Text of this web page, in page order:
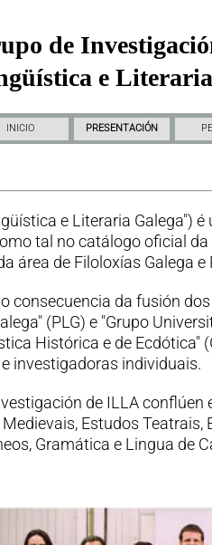
de
e
INICIO PRESENTACIÓN
e Literaria Galega") é
tal no catálogo oficial da
área de Filoloxías Galega e
consecuencia da fusión
(PLG) e "Grupo
Histórica e de Ecdótica"
investigadoras individuais.
de ILLA conflúen
Estudos Teatrais,
Gramática e Lingua de